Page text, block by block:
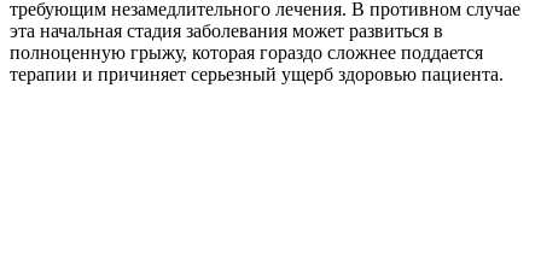
требующим незамедлительного лечения. В противном случае
эта начальная стадия заболевания может развиться в
полноценную грыжу, которая гораздо сложнее поддается
терапии и причиняет серьезный ущерб здоровью пациента.